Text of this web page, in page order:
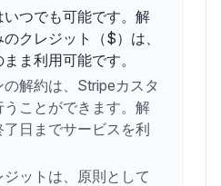
つでも可能です。解
クレジット（$）は、
ま利用可能です。
解約は、Stripeカスタ
ことができます。解
日までサービスを利
ットは、原則として